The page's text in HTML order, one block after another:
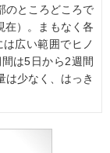
のところどころで
在）。まもなく各
広い範囲でヒノ
は5日から2週間
は少なく、はっき